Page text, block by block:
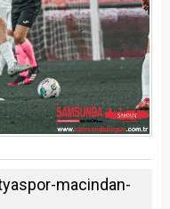
macindan-